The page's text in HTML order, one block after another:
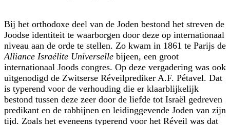
Bij het orthodoxe deel van de Joden bestond het streven de
Joodse identiteit te waarborgen door deze op internationaal
niveau aan de orde te stellen. Zo kwam in 1861 te Parijs de
Alliance Israélite Universelle bijeen, een groot
internationaal Joods congres. Op deze vergadering was ook
uitgenodigd de Zwitserse Réveilprediker A.F. Pétavel. Dat
is typerend voor de verhouding die er klaarblijkelijk
bestond tussen deze zeer door de liefde tot Israël gedreven
predikant en de rabbijnen en leidinggevende Joden van zijn
tijd. Zoals het eveneens typerend voor het Réveil was dat